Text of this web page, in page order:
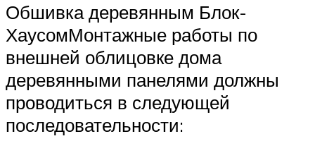
Обшивка деревянным Блок-
ХаусомМонтажные работы по
внешней облицовке дома
деревянными панелями должны
проводиться в следующей
последовательности: